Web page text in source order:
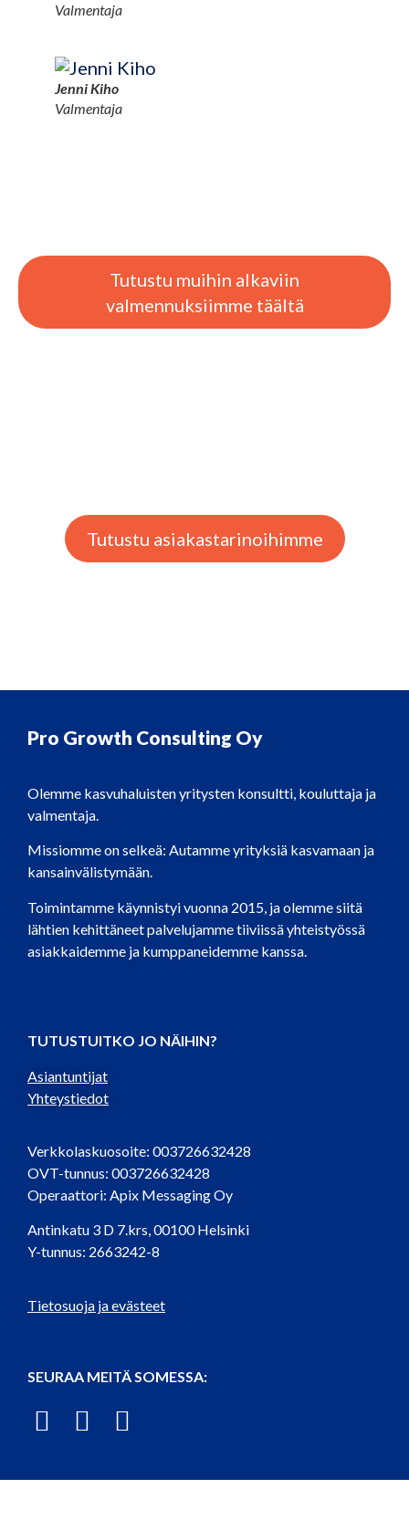
Valmentaja
Jenni Kiho
Valmentaja
Tutustu muihin alkaviin
valmennuksiimme täältä
Tutustu asiakastarinoihimme
Pro Growth Consulting Oy
Olemme kasvuhaluisten yritysten konsultti, kouluttaja ja
valmentaja.
Missiomme on selkeä: Autamme yrityksiä kasvamaan ja
kansainvälistymään.
Toimintamme käynnistyi vuonna 2015, ja olemme siitä
lähtien kehittäneet palvelujamme tiiviissä yhteistyössä
asiakkaidemme ja kumppaneidemme kanssa.
TUTUSTUITKO JO NÄIHIN?
Asiantuntijat
Yhteystiedot
Verkkolaskuosoite: 003726632428
OVT-tunnus: 003726632428
Operaattori: Apix Messaging Oy
Antinkatu 3 D 7.krs, 00100 Helsinki
Y-tunnus: 2663242-8
Tietosuoja ja evästeet
SEURAA MEITÄ SOMESSA: